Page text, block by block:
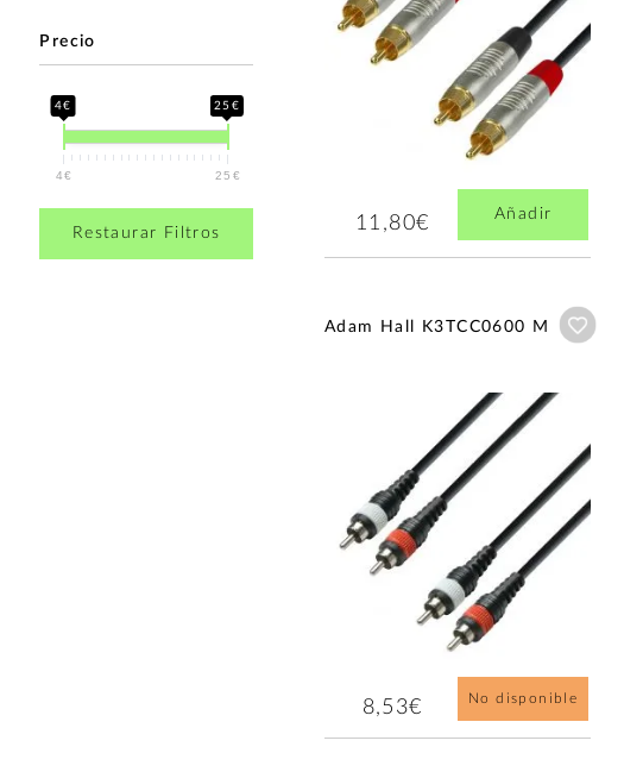
Precio
4€ 25€
4€ 25€
Restaurar Filtros 11,80€ Añadir
Adam Hall K3TCC0600 M
8,53€ No disponible